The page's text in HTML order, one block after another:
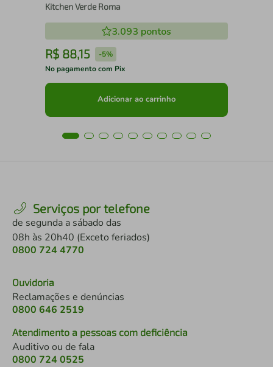
Kitchen Verde Roma
3.093 pontos
R$ 88,15 -5%
No pagamento com Pix
Adicionar ao carrinho
Serviços por telefone
de segunda a sábado das
08h às 20h40 (Exceto feriados)
0800 724 4770
Ouvidoria
Reclamações e denúncias
0800 646 2519
Atendimento a pessoas com deficiência
Auditivo ou de fala
0800 724 0525